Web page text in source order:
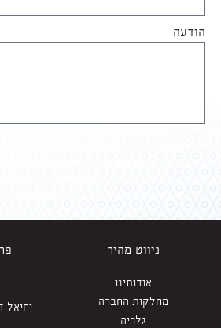
הודעה
ניווט מהיר
אודותינו
מחלקות החברה
גלריה
יחיאל דרזנר